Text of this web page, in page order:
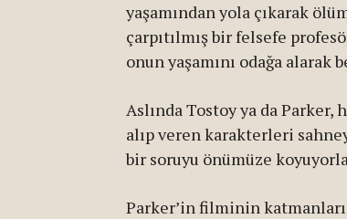
yaşamından yola çıkarak
çarpıtılmış bir felsefe
onun yaşamını odağa alarak
Aslında Tostoy ya da
alıp veren karakterleri
bir soruyu önümüze
Parker’in filminin